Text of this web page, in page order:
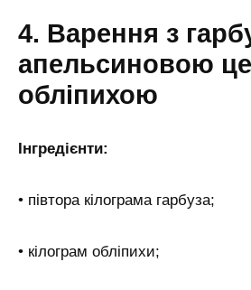
4. Варення з
апельсиновою
обліпихою
Інгредієнти:
• півтора кілограма гарбуза;
• кілограм обліпихи;